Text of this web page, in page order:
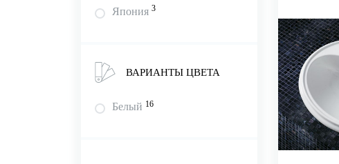
Япония 3
ВАРИАНТЫ ЦВЕТА
Белый 16